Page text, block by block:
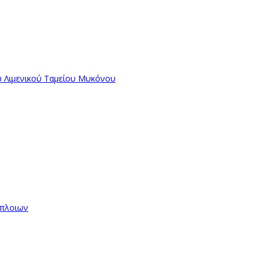
Λιμενικού Ταμείου Μυκόνου